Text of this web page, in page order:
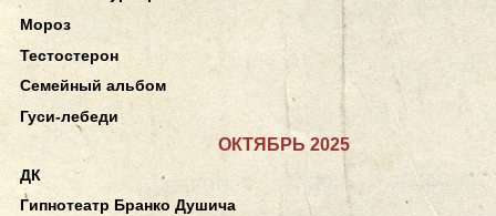
Мороз
Тестостерон
Семейный альбом
Гуси-лебеди
ОКТЯБРЬ 2025
ДК
Гипнотеатр Бранко Душича